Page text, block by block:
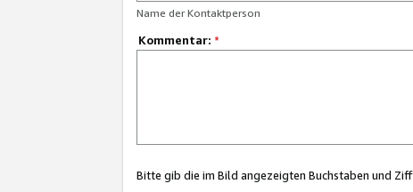
Name der Kontaktperson
Kommentar: *
Bitte gib die im Bild angezeigten Buchstaben und